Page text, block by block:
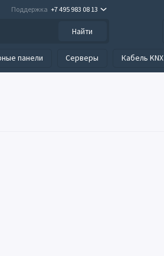
Поддержка +7 495 983 08 13
Найти
панели Серверы Кабель KNX